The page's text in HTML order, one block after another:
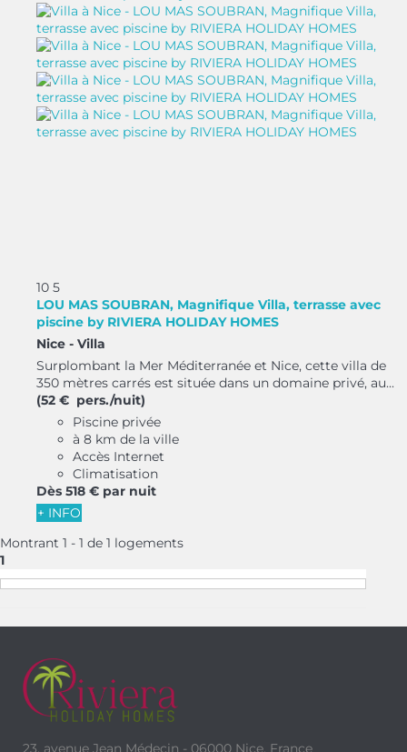
10 5
LOU MAS SOUBRAN, Magnifique Villa, terrasse avec
piscine by RIVIERA HOLIDAY HOMES
Nice - Villa
Surplombant la Mer Méditerranée et Nice, cette villa de
350 mètres carrés est située dans un domaine privé, au...
(52 € pers./nuit)
Piscine privée
à 8 km de la ville
Accès Internet
Climatisation
Dès 518 € par nuit
+ INFO
Montrant 1 - 1 de 1 logements
1
23, avenue Jean Médecin - 06000 Nice, France